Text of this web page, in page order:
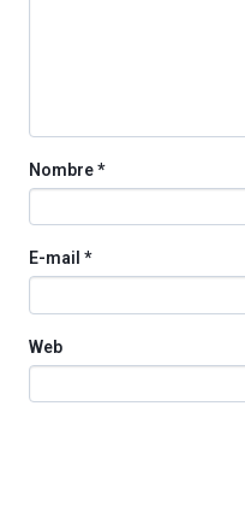
Nombre*
E-mail *
Web